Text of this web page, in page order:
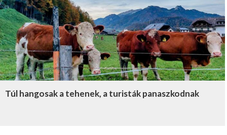
Túl hangosak a tehenek, a turisták panaszkodnak